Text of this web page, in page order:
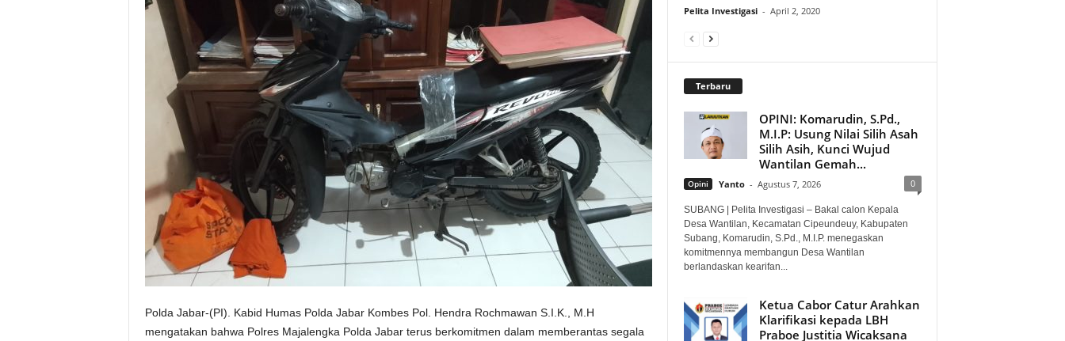
Polda Jabar-(PI). Kabid Humas Polda Jabar Kombes Pol. Hendra Rochmawan S.I.K., M.H
mengatakan bahwa Polres Majalengka Polda Jabar terus berkomitmen dalam memberantas segala
Pelita Investigasi - April 2, 2020
Terbaru
OPINI: Komarudin, S.Pd.,
M.I.P: Usung Nilai Silih Asah
Silih Asih, Kunci Wujud
Wantilan Gemah...
Opini Yanto - Agustus 7, 2026 0
SUBANG | Pelita Investigasi – Bakal calon Kepala
Desa Wantilan, Kecamatan Cipeundeuy, Kabupaten
Subang, Komarudin, S.Pd., M.I.P. menegaskan
komitmennya membangun Desa Wantilan
berlandaskan kearifan...
Ketua Cabor Catur Arahkan
Klarifikasi kepada LBH
Praboe Justitia Wicaksana